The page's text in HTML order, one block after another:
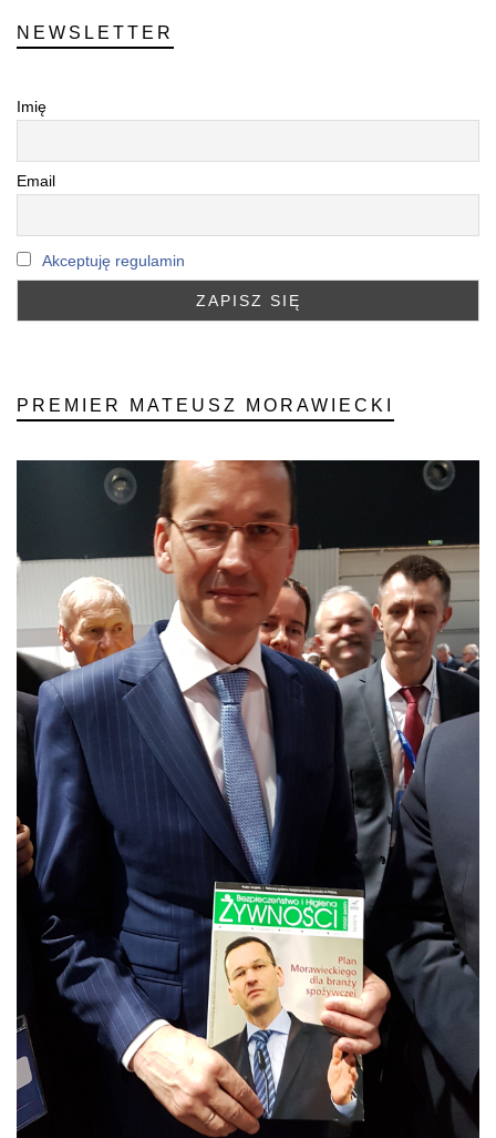
NEWSLETTER
Imię
Email
Akceptuję regulamin
PREMIER MATEUSZ MORAWIECKI